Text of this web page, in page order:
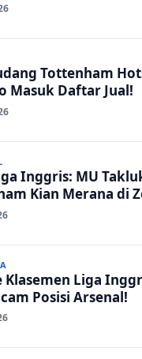
Tottenham
Masuk Daftar Jual!
Inggris: MU
Kian Merana di
Klasemen Liga
Posisi Arsenal!